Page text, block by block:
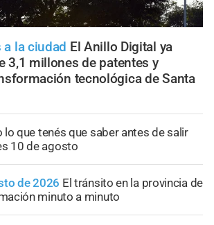
a la ciudad El Anillo Digital ya
3,1 millones de patentes y
tecnológica de Santa
lo que tenés que saber antes de salir
10 de agosto
de 2026 El tránsito en la provincia de
minuto a minuto